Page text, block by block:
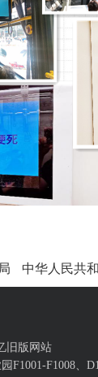
中华人民共
旧版网站
F1001-F1008、